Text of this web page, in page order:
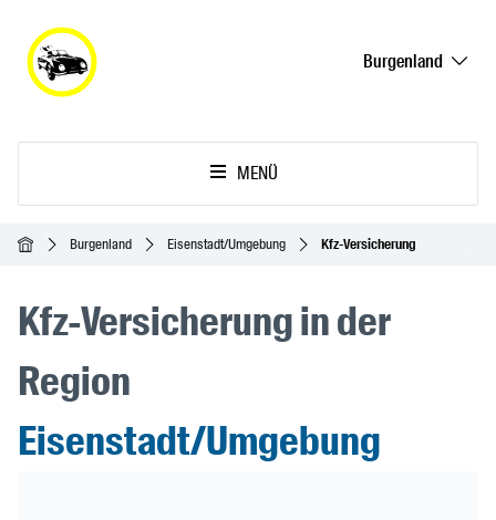
Burgenland
MENÜ
StartseiteBurgenland Eisenstadt/Umgebung Kfz-Versicherung
Kfz-Versicherung in der
Region
Eisenstadt/Umgebung